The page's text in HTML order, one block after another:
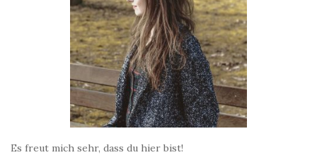
Es freut mich sehr, dass du hier bist!